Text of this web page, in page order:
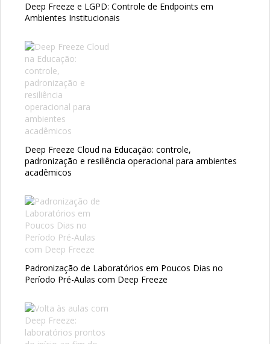
Deep Freeze e LGPD: Controle de Endpoints em
Ambientes Institucionais
Deep Freeze Cloud na Educação: controle,
padronização e resiliência operacional para ambientes
acadêmicos
Padronização de Laboratórios em Poucos Dias no
Período Pré-Aulas com Deep Freeze